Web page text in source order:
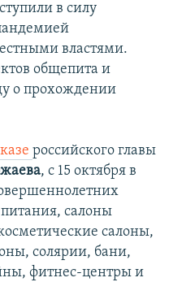
в силу
властями.
общепита и
о прохождении
российского главы
, с 15 октября в
салоны
салоны,
солярии, бани,
фитнес-центры и